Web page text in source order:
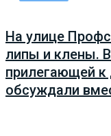
На улице
липы и клены.
прилегающей к
обсуждали